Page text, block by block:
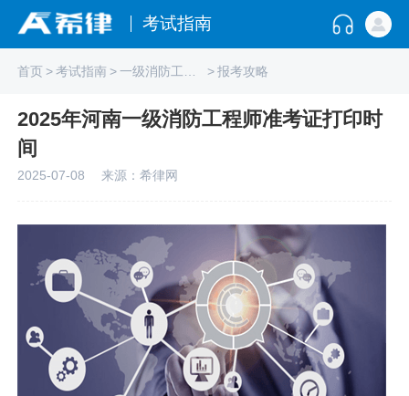
考试指南
首页>考试指南> > 报考攻略
2025年河南一级消防工程师准考证打印时
间
2025-07-08 来源：希律网